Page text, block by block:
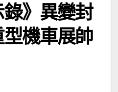
錄》異變封
機車展帥